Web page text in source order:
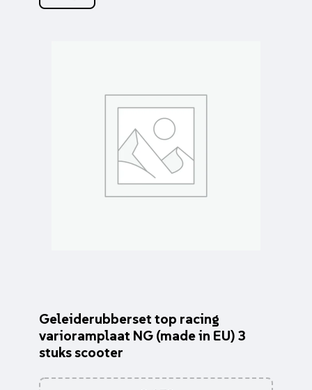
Geleiderubberset top racing
varioramplaat NG (made in EU) 3
stuks scooter